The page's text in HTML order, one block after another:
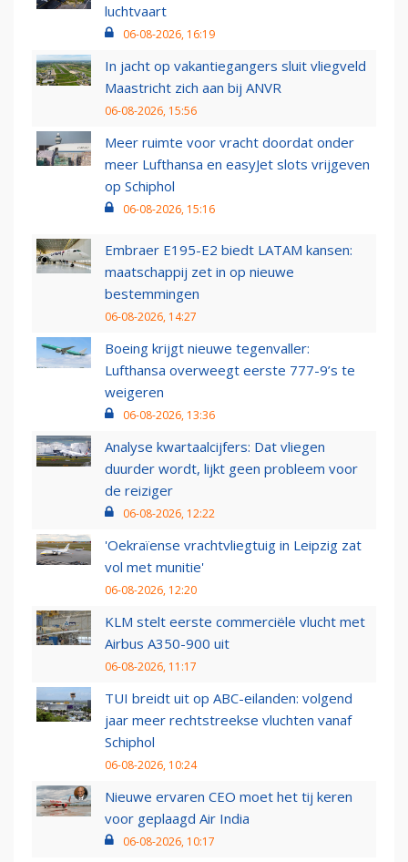
luchtvaart
06-08-2026, 16:19
In jacht op vakantiegangers sluit vliegveld
Maastricht zich aan bij ANVR
06-08-2026, 15:56
Meer ruimte voor vracht doordat onder
meer Lufthansa en easyJet slots vrijgeven
op Schiphol
06-08-2026, 15:16
Embraer E195-E2 biedt LATAM kansen:
maatschappij zet in op nieuwe
bestemmingen
06-08-2026, 14:27
Boeing krijgt nieuwe tegenvaller:
Lufthansa overweegt eerste 777-9’s te
weigeren
06-08-2026, 13:36
Analyse kwartaalcijfers: Dat vliegen
duurder wordt, lijkt geen probleem voor
de reiziger
06-08-2026, 12:22
'Oekraïense vrachtvliegtuig in Leipzig zat
vol met munitie'
06-08-2026, 12:20
KLM stelt eerste commerciële vlucht met
Airbus A350-900 uit
06-08-2026, 11:17
TUI breidt uit op ABC-eilanden: volgend
jaar meer rechtstreekse vluchten vanaf
Schiphol
06-08-2026, 10:24
Nieuwe ervaren CEO moet het tij keren
voor geplaagd Air India
06-08-2026, 10:17